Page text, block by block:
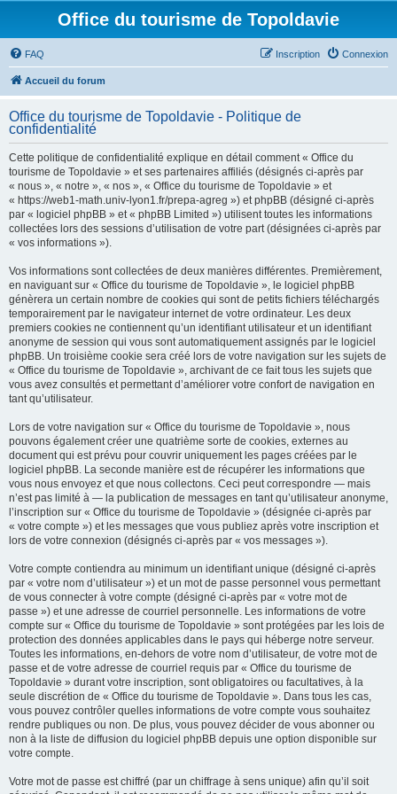
Office du tourisme de Topoldavie
FAQ Connexion
Inscription
Accueil du forum
Office du tourisme de Topoldavie - Politique de
confidentialité
Cette politique de confidentialité explique en détail comment « Office du
tourisme de Topoldavie » et ses partenaires affiliés (désignés ci-après par
« nous », « notre », « nos », « Office du tourisme de Topoldavie » et
« https://web1-math.univ-lyon1.fr/prepa-agreg ») et phpBB (désigné ci-après
par « logiciel phpBB » et « phpBB Limited ») utilisent toutes les informations
collectées lors des sessions d’utilisation de votre part (désignées ci-après par
« vos informations »).
Vos informations sont collectées de deux manières différentes. Premièrement,
en naviguant sur « Office du tourisme de Topoldavie », le logiciel phpBB
génèrera un certain nombre de cookies qui sont de petits fichiers téléchargés
temporairement par le navigateur internet de votre ordinateur. Les deux
premiers cookies ne contiennent qu’un identifiant utilisateur et un identifiant
anonyme de session qui vous sont automatiquement assignés par le logiciel
phpBB. Un troisième cookie sera créé lors de votre navigation sur les sujets de
« Office du tourisme de Topoldavie », archivant de ce fait tous les sujets que
vous avez consultés et permettant d’améliorer votre confort de navigation en
tant qu’utilisateur.
Lors de votre navigation sur « Office du tourisme de Topoldavie », nous
pouvons également créer une quatrième sorte de cookies, externes au
document qui est prévu pour couvrir uniquement les pages créées par le
logiciel phpBB. La seconde manière est de récupérer les informations que
vous nous envoyez et que nous collectons. Ceci peut correspondre — mais
n’est pas limité à — la publication de messages en tant qu’utilisateur anonyme,
l’inscription sur « Office du tourisme de Topoldavie » (désignée ci-après par
« votre compte ») et les messages que vous publiez après votre inscription et
lors de votre connexion (désignés ci-après par « vos messages »).
Votre compte contiendra au minimum un identifiant unique (désigné ci-après
par « votre nom d’utilisateur ») et un mot de passe personnel vous permettant
de vous connecter à votre compte (désigné ci-après par « votre mot de
passe ») et une adresse de courriel personnelle. Les informations de votre
compte sur « Office du tourisme de Topoldavie » sont protégées par les lois de
protection des données applicables dans le pays qui héberge notre serveur.
Toutes les informations, en-dehors de votre nom d’utilisateur, de votre mot de
passe et de votre adresse de courriel requis par « Office du tourisme de
Topoldavie » durant votre inscription, sont obligatoires ou facultatives, à la
seule discrétion de « Office du tourisme de Topoldavie ». Dans tous les cas,
vous pouvez contrôler quelles informations de votre compte vous souhaitez
rendre publiques ou non. De plus, vous pouvez décider de vous abonner ou
non à la liste de diffusion du logiciel phpBB depuis une option disponible sur
votre compte.
Votre mot de passe est chiffré (par un chiffrage à sens unique) afin qu’il soit